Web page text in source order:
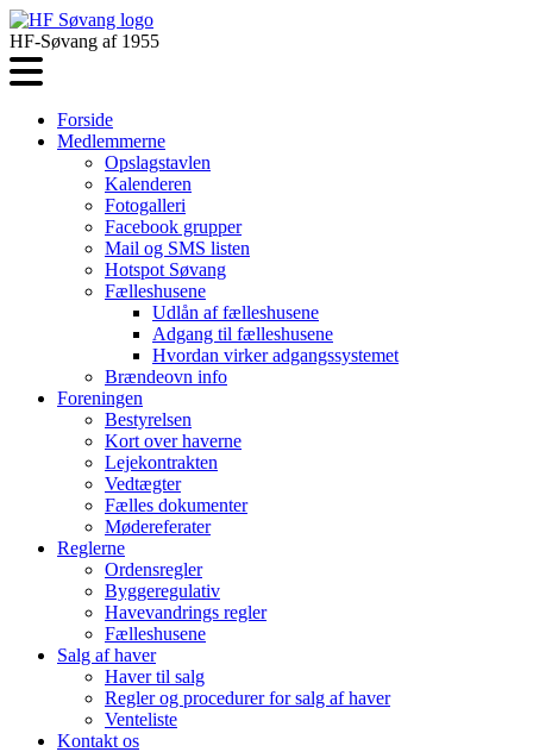
HF-Søvang af 1955
Forside
Medlemmerne
Opslagstavlen
Kalenderen
Fotogalleri
Facebook grupper
Mail og SMS listen
Hotspot Søvang
Fælleshusene
Udlån af fælleshusene
Adgang til fælleshusene
Hvordan virker adgangssystemet
Brændeovn info
Foreningen
Bestyrelsen
Kort over haverne
Lejekontrakten
Vedtægter
Fælles dokumenter
Mødereferater
Reglerne
Ordensregler
Byggeregulativ
Havevandrings regler
Fælleshusene
Salg af haver
Haver til salg
Regler og procedurer for salg af haver
Venteliste
Kontakt os